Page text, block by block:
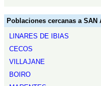
Poblaciones cercanas a SAN
LINARES DE IBIAS
CECOS
VILLAJANE
BOIRO